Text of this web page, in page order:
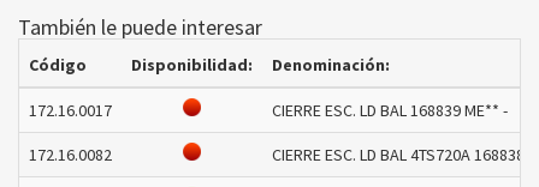
También le puede interesar
Código Disponibilidad: Denominación:
172.16.0017 CIERRE ESC. LD BAL 168839 ME** -
172.16.0082 CIERRE ESC. LD BAL 4TS720A 168838